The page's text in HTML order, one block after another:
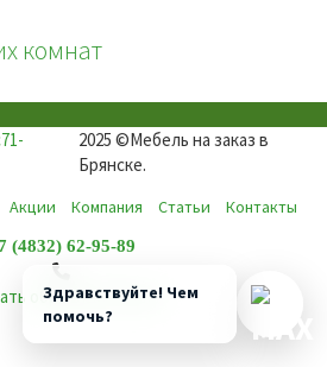
комнат
2025 ©Мебель на заказ в
Брянске.
Акции Компания Статьи Контакты
(4832) 62-95-89
обратный звонок
Здравствуйте! Чем
помочь?